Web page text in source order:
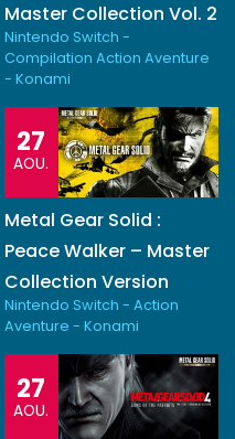
Master Collection Vol. 2
Nintendo Switch -
Compilation Action Aventure
- Konami
27
AOU.
Metal Gear Solid :
Peace Walker – Master
Collection Version
Nintendo Switch - Action
Aventure - Konami
27
AOU.